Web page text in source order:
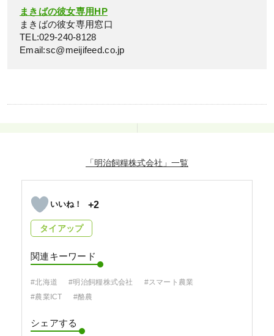
まきばの彼女専用HP
まきばの彼女専用窓口
TEL:029-240-8128
Email:sc@meijifeed.co.jp
「明治飼糧株式会社」
+2
タイアップ
関連キーワード
#北海道 #明治飼糧株式会社
#スマート農業
#農業ICT
#酪農
シェアする